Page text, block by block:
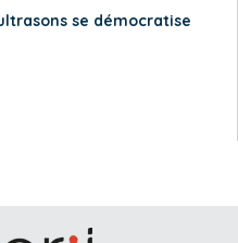
se démocratise